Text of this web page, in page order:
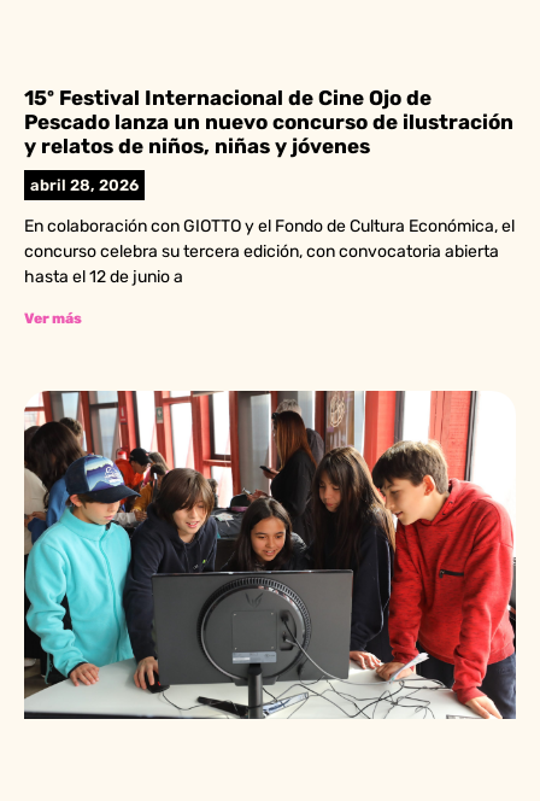
15º Festival Internacional de Cine Ojo de
Pescado lanza un nuevo concurso de ilustración
y relatos de niños, niñas y jóvenes
abril 28, 2026
En colaboración con GIOTTO y el Fondo de Cultura Económica, el
concurso celebra su tercera edición, con convocatoria abierta
hasta el 12 de junio a
Ver más